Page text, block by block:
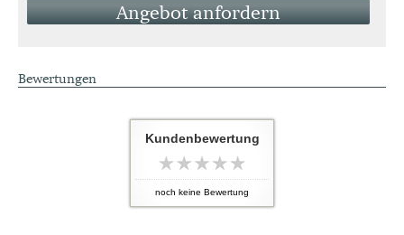
An­ge­bot an­for­dern
Bewertungen
Kundenbewertung
noch keine Bewertung